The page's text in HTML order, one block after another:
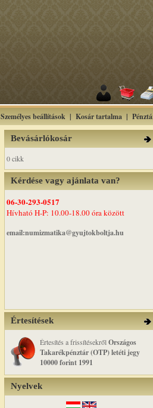
Személyes beállítások | Kosár tartalma |
Bevásárlókosár
0 cikk
Kérdése vagy ajánlata van?
06-30-293-0517
Hívható H-P: 10.00-18.00 óra között
email:numizmatika@gyujtokboltja.hu
Értesítések
Értesítés a frissítésekről Országos
Takarékpénztár (OTP) letéti jegy
10000 forint 1991
Nyelvek